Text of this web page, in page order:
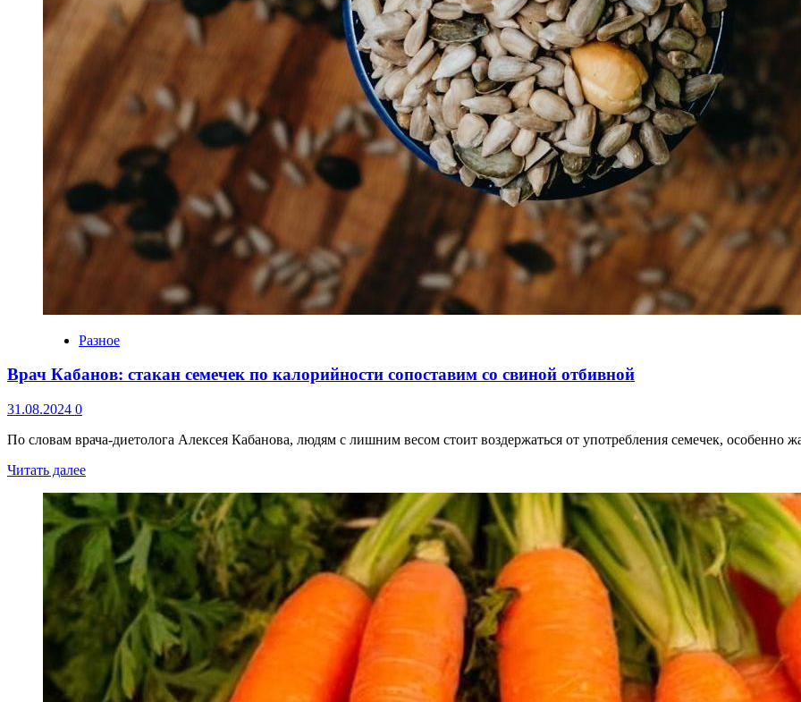
Разное
Врач Кабанов: стакан семечек по калорийности сопоставим со свиной отбивной
31.08.2024 0
По словам врача-диетолога Алексея Кабанова, людям с лишним весом стоит воздержаться от употребления семечек,
Читать далее